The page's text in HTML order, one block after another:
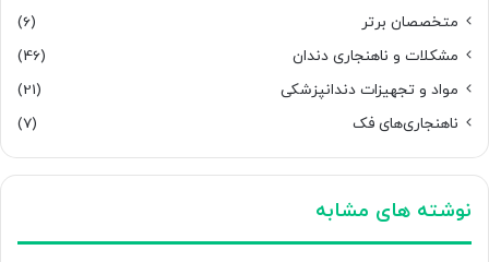
متخصصان برتر
(6)
مشکلات و ناهنجاری دندان
(46)
مواد و تجهیزات دندانپزشکی
(21)
ناهنجاری‌های فک
(7)
نوشته های مشابه